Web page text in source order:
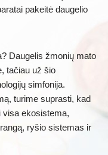
pakeitė daugelio
Daugelis žmonių mato
tačiau už šio
simfonija.
turime suprasti, kad
visa ekosistema,
ryšio sistemas ir